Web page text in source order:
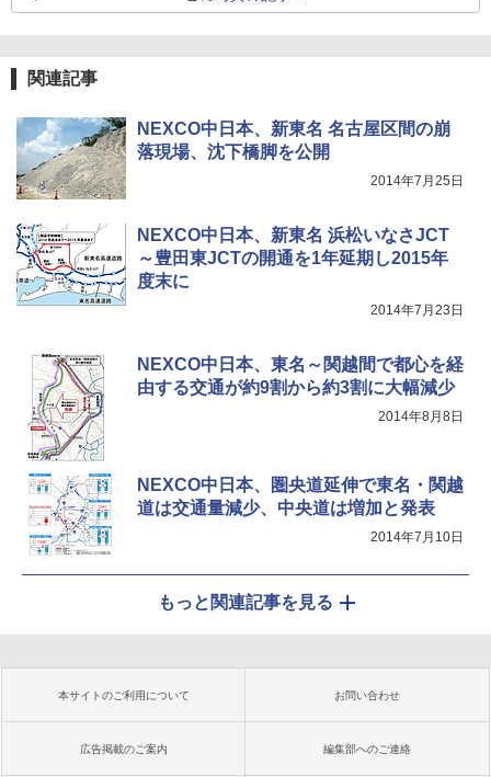
関連記事
NEXCO中日本、新東名 名古屋区間の崩
落現場、沈下橋脚を公開
2014年7月25日
NEXCO中日本、新東名 浜松いなさJCT
～豊田東JCTの開通を1年延期し2015年
度末に
2014年7月23日
NEXCO中日本、東名～関越間で都心を経
由する交通が約9割から約3割に大幅減少
2014年8月8日
NEXCO中日本、圏央道延伸で東名・関越
道は交通量減少、中央道は増加と発表
2014年7月10日
もっと関連記事を見る
本サイトのご利用について お問い合わせ
広告掲載のご案内 編集部へのご連絡